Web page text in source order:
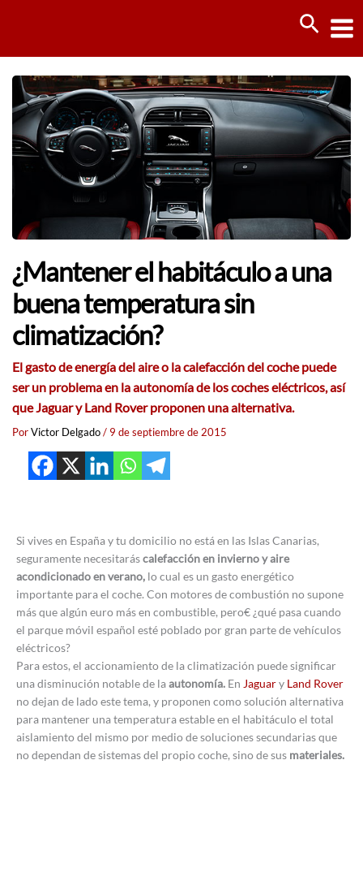
¿Mantener el habitáculo a una
buena temperatura sin
climatización?
El gasto de energía del aire o la calefacción del coche puede
ser un problema en la autonomía de los coches eléctricos, así
que Jaguar y Land Rover proponen una alternativa.
PorVictor Delgado/ 9 de septiembre de 2015
Si vives en España y tu domicilio no está en las Islas Canarias,
seguramente necesitaráscalefacción en invierno y aire
acondicionado en verano, lo cual es un gasto energético
importante para el coche. Con motores de combustión no supone
más que algún euro más en combustible, pero€ ¿qué pasa cuando
el parque móvil español esté poblado por gran parte de vehículos
eléctricos?
Para estos, el accionamiento de la climatización puede significar
una disminución notable de laautonomía. En Jaguary Land Rover
no dejan de lado este tema, y proponen como solución alternativa
para mantener una temperatura estable en el habitáculo el total
aislamiento del mismo por medio de soluciones secundarias que
no dependan de sistemas del propio coche, sino de sus materiales.